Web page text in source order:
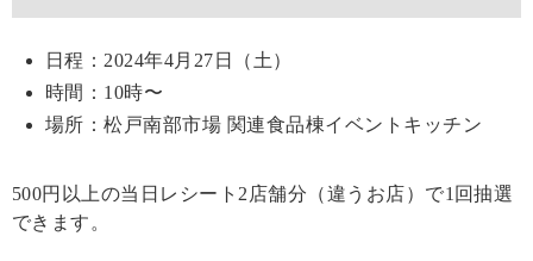
日程：2024年4月27日（土）
時間：10時〜
場所：松戸南部市場 関連食品棟イベントキッチン
500円以上の当日レシート2店舗分（違うお店）で1回抽選
できます。